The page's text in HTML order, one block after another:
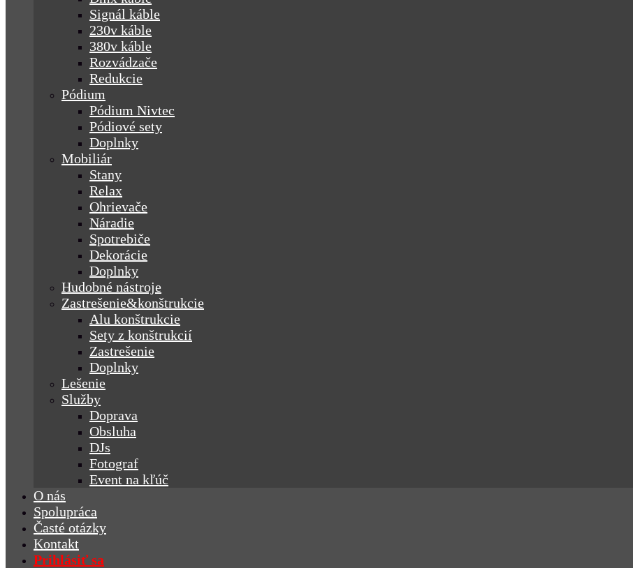
Signál káble
230v káble
380v káble
Rozvádzače
Redukcie
Pódium
Pódium Nivtec
Pódiové sety
Doplnky
Mobiliár
Stany
Relax
Ohrievače
Náradie
Spotrebiče
Dekorácie
Doplnky
Hudobné nástroje
Zastrešenie&konštrukcie
Alu konštrukcie
Sety z konštrukcií
Zastrešenie
Doplnky
Lešenie
Služby
Doprava
Obsluha
DJs
Fotograf
Event na kľúč
O nás
Spolupráca
Časté otázky
Kontakt
Prihlásiť sa